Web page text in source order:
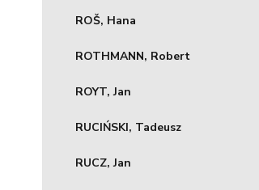
ROŠ, Hana
ROTHMANN, Robert
ROYT, Jan
RUCIŃSKI, Tadeusz
RUCZ, Jan